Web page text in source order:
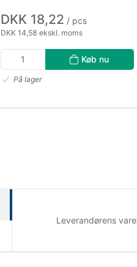
DKK 18,22 / pcs
DKK 14,58 ekskl. moms
Køb nu
På lager
Leverandørens